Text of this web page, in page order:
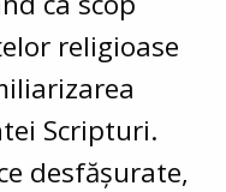
religioase
Scripturi.
desfășurate,